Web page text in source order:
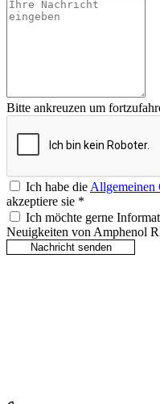
Bitte ankreuzen um
Ich habe dieAllgemeinen
akzeptiere sie *
Ich möchte gerne
Neuigkeiten von Amphenol